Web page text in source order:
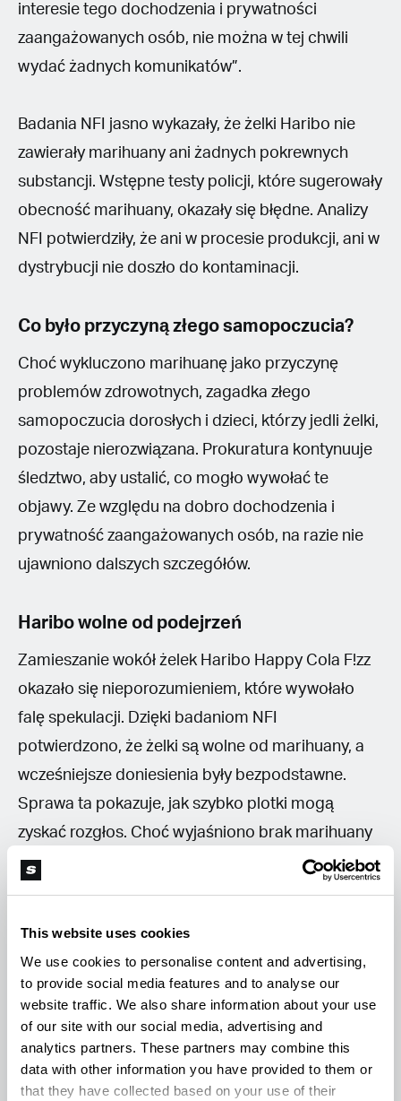
This website uses cookies
We use cookies to personalise content and advertising,
to provide social media features and to analyse our
website traffic. We also share information about your use
of our site with our social media, advertising and
analytics partners. These partners may combine this
data with other information you have provided to them or
that they have collected based on your use of their
interesie tego dochodzenia i prywatności
zaangażowanych osób, nie można w tej chwili
wydać żadnych komunikatów”.
Badania NFI jasno wykazały, że żelki Haribo nie
zawierały marihuany ani żadnych pokrewnych
substancji. Wstępne testy policji, które sugerowały
obecność marihuany, okazały się błędne. Analizy
NFI potwierdziły, że ani w procesie produkcji, ani w
dystrybucji nie doszło do kontaminacji.
Co było przyczyną złego samopoczucia?
Choć wykluczono marihuanę jako przyczynę
problemów zdrowotnych, zagadka złego
samopoczucia dorosłych i dzieci, którzy jedli żelki,
pozostaje nierozwiązana. Prokuratura kontynuuje
śledztwo, aby ustalić, co mogło wywołać te
objawy. Ze względu na dobro dochodzenia i
prywatność zaangażowanych osób, na razie nie
ujawniono dalszych szczegółów.
Haribo wolne od podejrzeń
Zamieszanie wokół żelek Haribo Happy Cola F!zz
okazało się nieporozumieniem, które wywołało
falę spekulacji. Dzięki badaniom NFI
potwierdzono, że żelki są wolne od marihuany, a
wcześniejsze doniesienia były bezpodstawne.
Sprawa ta pokazuje, jak szybko plotki mogą
zyskać rozgłos. Choć wyjaśniono brak marihuany
w żelkach, śledztwo w sprawie przyczyn złego
Przeczytaj na Soft Secrets także o:
Steve DeAngelo: rewolucja konopna i walka o